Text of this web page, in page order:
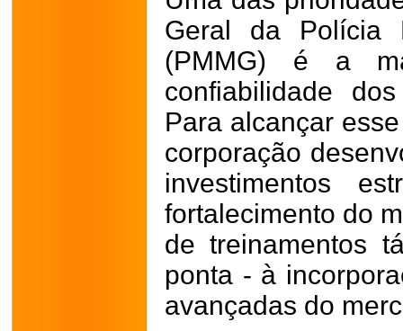
Geral da Polícia
(PMMG) é a
confiabilidade
Para alcançar
corporação
investimentos
fortalecimento do
de treinamentos
ponta - à
avançadas do